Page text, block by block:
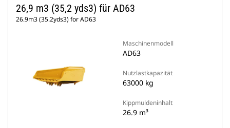
26,9 m3 (35,2 yds3) für AD63
26.9m3 (35.2yds3) for AD63
Maschinenmodell
AD63
Nutzlastkapazität
63000 kg
Kippmuldeninhalt
26.9 m³